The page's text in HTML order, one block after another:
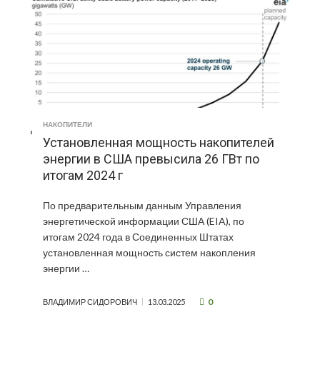
НАКОПИТЕЛИ
Установленная мощность накопителей
энергии в США превысила 26 ГВт по
итогам 2024 г
По предварительным данным Управления
энергетической информации США (EIA), по
итогам 2024 года в Соединенных Штатах
установленная мощность систем накопления
энергии …
ВЛАДИМИР СИДОРОВИЧ 13.03.2025 0